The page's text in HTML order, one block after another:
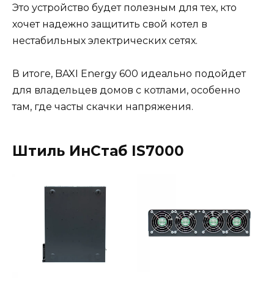
Это устройство будет полезным для тех, кто
хочет надежно защитить свой котел в
нестабильных электрических сетях.
В итоге, BAXI Energy 600 идеально подойдет
для владельцев домов с котлами, особенно
там, где часты скачки напряжения.
Штиль ИнСтаб IS7000